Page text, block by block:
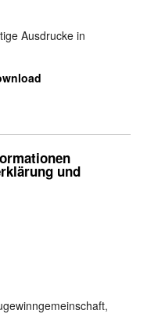
Ausdrucke in
und